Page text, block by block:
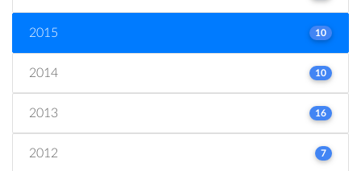
2015 10
2014 10
2013 16
2012 7